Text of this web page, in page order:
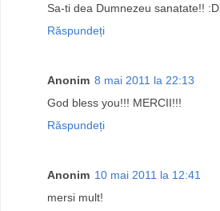
Sa-ti dea Dumnezeu sanatate!! :D
Răspundeți
Anonim 8 mai 2011 la 22:13
God bless you!!! MERCII!!!
Răspundeți
Anonim 10 mai 2011 la 12:41
mersi mult!